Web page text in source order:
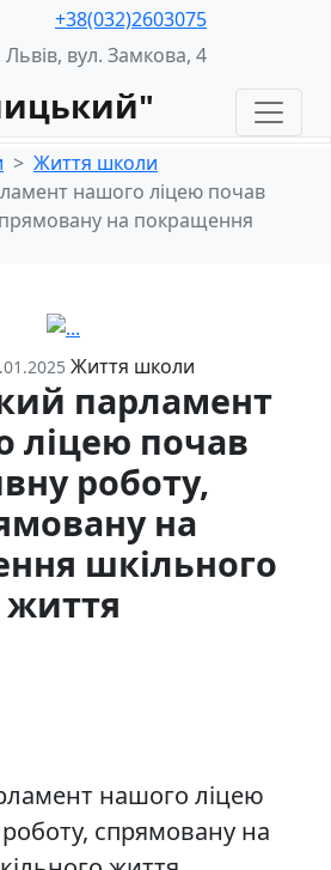
+38(032)2603075
вул. Замкова, 4
Життя школи
нашого ліцею почав
на покращення
Життя школи
парламент
ліцею почав
роботу,
на
шкільного
життя
нашого ліцею
спрямовану на